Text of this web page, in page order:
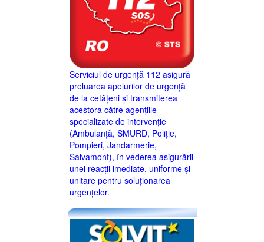
Serviciul de urgență 112 asigură
preluarea apelurilor de urgență
de la cetățeni și transmiterea
acestora către agențiile
specializate de intervenție
(Ambulanță, SMURD, Poliție,
Pompieri, Jandarmerie,
Salvamont), în vederea asigurării
unei reacții imediate, uniforme și
unitare pentru soluționarea
urgențelor.